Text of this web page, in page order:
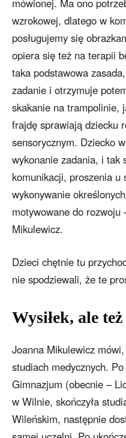
mówionej. Ma ono
wzrokowej, dlatego w
posługujemy się
opiera się też na terapii
taka podstawowa
zadanie i otrzymuje
skakanie na trampolinie,
frajdę sprawiają dziecku
sensorycznym. Dziecko
wykonanie zadania, i tak
komunikacji, proszenia u
wykonywanie
motywowane do rozwoju
Mikulewicz.
Dzieci chętnie tu
nie spodziewali, że te
Wysiłek, ale
Joanna Mikulewicz
studiach medycznych.
Gimnazjum (obecnie –
w Wilnie, skończyła
Wileńskim, następnie